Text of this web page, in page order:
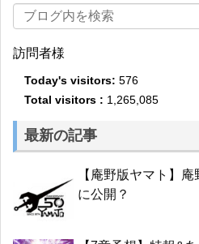
訪問者様
Today's visitors: 576
Total visitors : 1,265,085
最新の記事
【庵野版ヤマト】
に公開？